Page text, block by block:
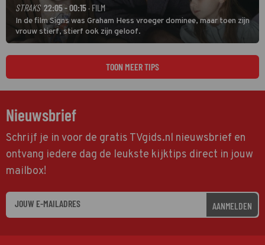
STRAKS 22:05 - 00:15 · FILM
In de film Signs was Graham Hess vroeger dominee, maar toen zijn
vrouw stierf, stierf ook zijn geloof.
TOON MEER TIPS
Nieuwsbrief
Schrijf je in voor de gratis TVgids.nl nieuwsbrief en
ontvang iedere dag de leukste kijktips direct in jouw
mailbox!
AANMELDEN